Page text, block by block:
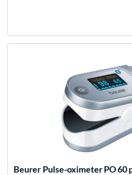
Beurer Pulse-oximeter PO 60